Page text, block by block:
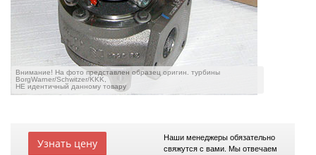
Внимание! На фото представлен образец оригин. турбины
BorgWarner/Schwitzer/KKK,
НЕ идентичный данному товару
Узнать цену
Наши менеджеры обязательно
свяжутся с вами. Мы отвечаем